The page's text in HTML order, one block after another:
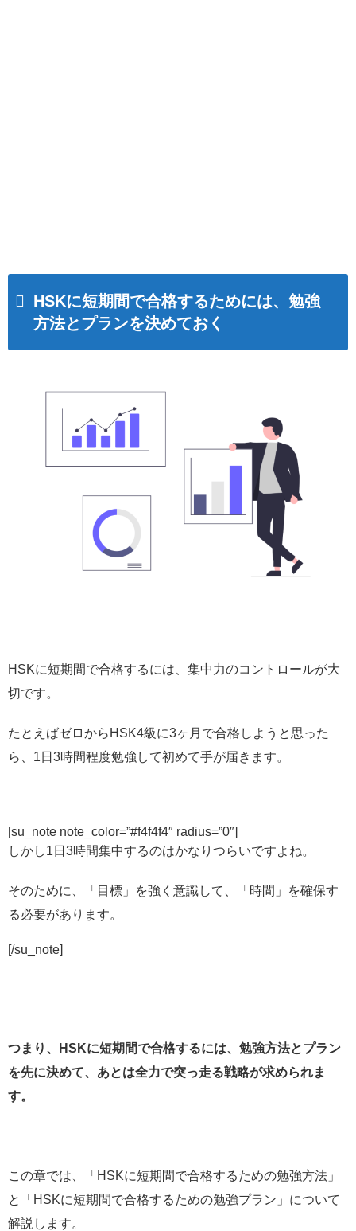
HSKに短期間で合格するためには、勉強
方法とプランを決めておく
HSKに短期間で合格するには、集中力のコントロールが大
切です。
たとえばゼロからHSK4級に3ヶ月で合格しようと思った
ら、1日3時間程度勉強して初めて手が届きます。
[su_note note_color=”#f4f4f4″ radius=”0″]
しかし1日3時間集中するのはかなりつらいですよね。
そのために、「目標」を強く意識して、「時間」を確保す
る必要があります。
[/su_note]
つまり、HSKに短期間で合格するには、勉強方法とプラン
を先に決めて、あとは全力で突っ走る戦略が求められま
す。
この章では、「HSKに短期間で合格するための勉強方法」
と「HSKに短期間で合格するための勉強プラン」について
解説します。